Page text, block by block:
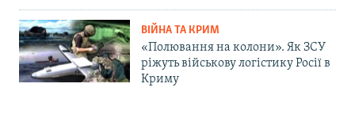
ВІЙНА ТА КРИМ
«Полювання на колони». Як ЗСУ
ріжуть військову логістику Росії в
Криму